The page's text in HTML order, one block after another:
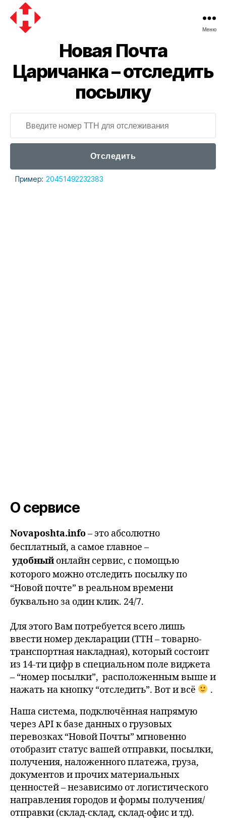
Меню
Новая Почта
Царичанка – отследить
посылку
Отследить
Пример: 20451492232383
О сервисе
Novaposhta.info– это абсолютно
бесплатный, а самое главное –
удобныйонлайн сервис, с помощью
которого можно отследить посылку по
“Новой почте” в реальном времени
буквально за один клик. 24/7.
Для этого Вам потребуется всего лишь
ввести номер декларации (ТТН – товарно-
транспортная накладная), который состоит
из 14-ти цифр в специальном поле виджета
– “номер посылки”, расположенным выше и
нажать на кнопку “отследить”. Вот и всё
.
Наша система, подключённая напрямую
через API к базе данных о грузовых
перевозках “Новой Почты” мгновенно
отобразит статус вашей отправки, посылки,
получения, наложенного платежа, груза,
документов и прочих материальных
ценностей – независимо от логистического
направления городов и формы получения/
отправки (склад-склад, склад-офис и тд).